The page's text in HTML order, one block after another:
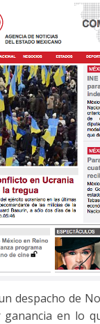
despacho de
en lo